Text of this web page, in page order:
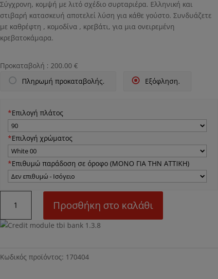
Σύγχρονη, κομψή με λιτό σχέδιο συρταριέρα. Ελληνική και
στιβαρή κατασκευή αποτελεί λύση για κάθε γούστο. Συνδυάζετε
με καθρέφτη , κομοδίνα , κρεβάτι, για μια ονειρεμένη
κρεβατοκάμαρα.
Προκαταβολή : 200.00 €
Εξόφληση.
Πληρωμή προκαταβολής.
*Επιλογή πλάτος
*Επιλογή χρώματος
*Επιθυμώ παράδοση σε όροφο (ΜΟΝΟ ΓΙΑ ΤΗΝ ΑΤΤΙΚΗ)
Συρταριέρα
ποσότητα
Προσθήκη στο καλάθι
Κωδικός προϊόντος: 170404